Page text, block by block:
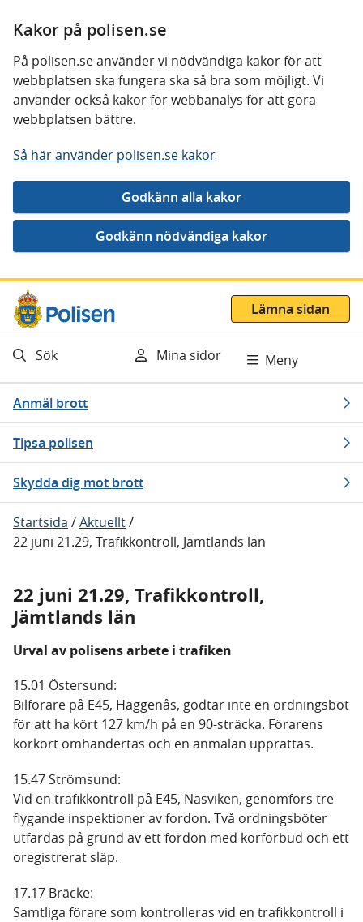
Kakor på polisen.se
På polisen.se använder vi nödvändiga kakor för att
webbplatsen ska fungera ska så bra som möjligt. Vi
använder också kakor för webbanalys för att göra
webbplatsen bättre.
Så här använder polisen.se kakor
Gå direkt till innehåll
Lämna sidan
Sök Mina sidor Meny
Anmäl brott
Tipsa polisen
Skydda dig mot brott
Startsida /Aktuellt/
22 juni 21.29, Trafikkontroll, Jämtlands län
22 juni 21.29, Trafikkontroll,
Jämtlands län
Urval av polisens arbete i trafiken
15.01 Östersund:
Bilförare på E45, Häggenås, godtar inte en ordningsbot
för att ha kört 127 km/h på en 90-sträcka. Förarens
körkort omhändertas och en anmälan upprättas.
15.47 Strömsund:
Vid en trafikkontroll på E45, Näsviken, genomförs tre
flygande inspektioner av fordon. Två ordningsböter
utfärdas på grund av ett fordon med körförbud och ett
oregistrerat släp.
17.17 Bräcke:
Samtliga förare som kontrolleras vid en trafikkontroll i